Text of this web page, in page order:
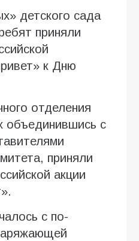
детского сада
приняли
к Дню
отделения
объединившись с
приняли
акции
с по-